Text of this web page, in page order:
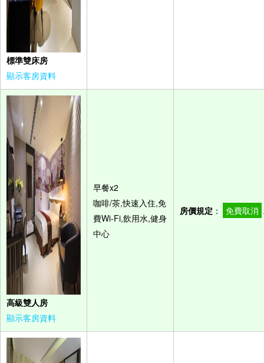
標準雙床房
顯示客房資料
高級雙人房
顯示客房資料
早餐x2
咖啡/茶,快速入住,免
費Wi-Fi,飲用水,健身
中心
房價規定 ： 免費取消